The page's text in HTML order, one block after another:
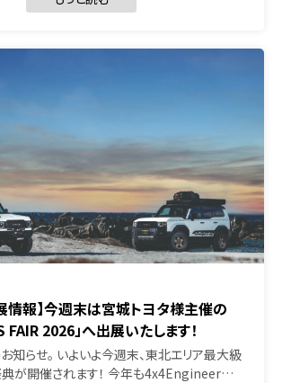
情報】今週末は宮城トヨタ様主催の
FAIR 2026」へ出展いたします！
知らせ。 いよいよ今週末、東北エリア最大級
典が開催されます！ 今年も4x4Engineer…